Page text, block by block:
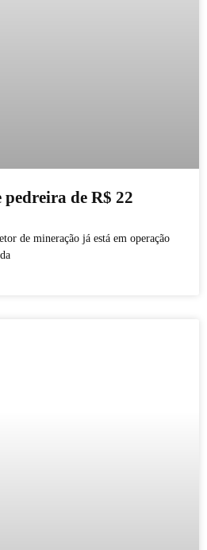
pedreira de R$ 22
de mineração já está em operação